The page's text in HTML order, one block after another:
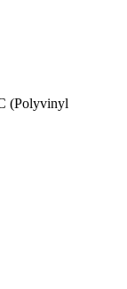
(Polyvinyl